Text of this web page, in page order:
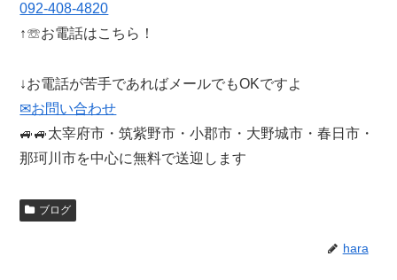
092-408-4820
↑☏お電話はこちら！
↓お電話が苦手であればメールでもOKですよ
✉お問い合わせ
🚙🚙太宰府市・筑紫野市・小郡市・大野城市・春日市・
那珂川市を中心に無料で送迎します
ブログ
hara